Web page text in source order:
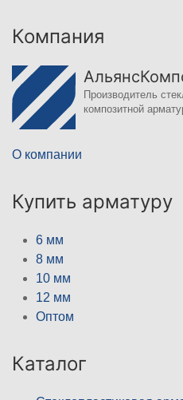
Компания
Производитель
композитной
О компании
Купить арматуру
6 мм
8 мм
10 мм
12 мм
Оптом
Каталог